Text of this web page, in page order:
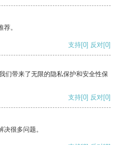
。
支持[0] 反对[0]
们带来了无限的隐私保护和安全性保
支持[0] 反对[0]
很多问题。